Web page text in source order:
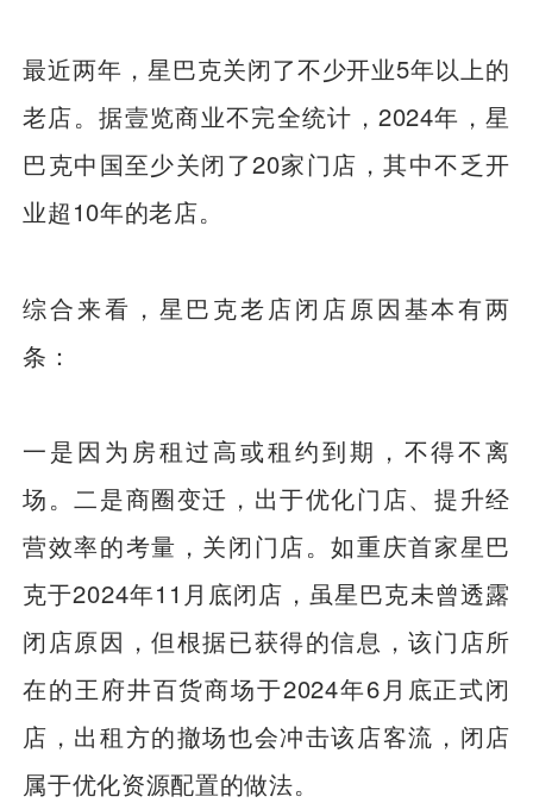
最近两年，星巴克关闭了不少开业5年以上的
老店。据壹览商业不完全统计，2024年，星
巴克中国至少关闭了20家门店，其中不乏开
业超10年的老店。
综合来看，星巴克老店闭店原因基本有两
条：
一是因为房租过高或租约到期，不得不离
场。二是商圈变迁，出于优化门店、提升经
营效率的考量，关闭门店。如重庆首家星巴
克于2024年11月底闭店，虽星巴克未曾透露
闭店原因，但根据已获得的信息，该门店所
在的王府井百货商场于2024年6月底正式闭
店，出租方的撤场也会冲击该店客流，闭店
属于优化资源配置的做法。